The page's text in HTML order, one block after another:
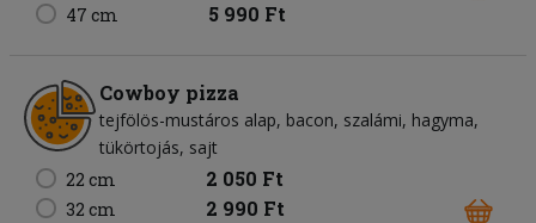
47 cm 5 990 Ft
Cowboy pizza
tejfölös-mustáros alap bacon szalámi hagyma
tükörtojás sajt
22 cm
2 050 Ft
32 cm 2 990 Ft